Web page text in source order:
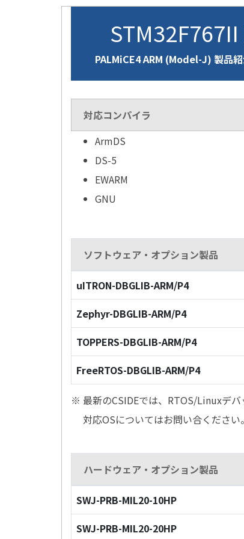
PALMiCE4 ARM (Model-J) 製品
対応コンパイラ
ArmDS
DS-5
EWARM
GNU
ソフトウェア・オプション製品
uITRON-DBGLIB-ARM/P4
Zephyr-DBGLIB-ARM/P4
TOPPERS-DBGLIB-ARM/P4
FreeRTOS-DBGLIB-ARM/P4
※ 最新のCSIDEでは、RTOS/Linuxデバ
対応OSについてはお問い合ください。
ハードウェア・オプション製品
SWJ-PRB-MIL20-10HP
SWJ-PRB-MIL20-20HP